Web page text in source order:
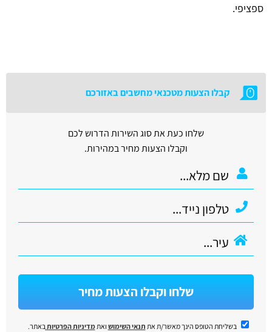
ספציפי.
קבלו הצעות מטכנאי מחשבים באזורכם
שלחו כעת את סוג השירות הדרוש לכם
וקבלו הצעות מחיר במהירות.
שלחו וקבלו הצעות מחיר
בשליחת הטופס הינך מאשר/ת את תנאי השימוש ואתמדיניות הפרטיות באתר.